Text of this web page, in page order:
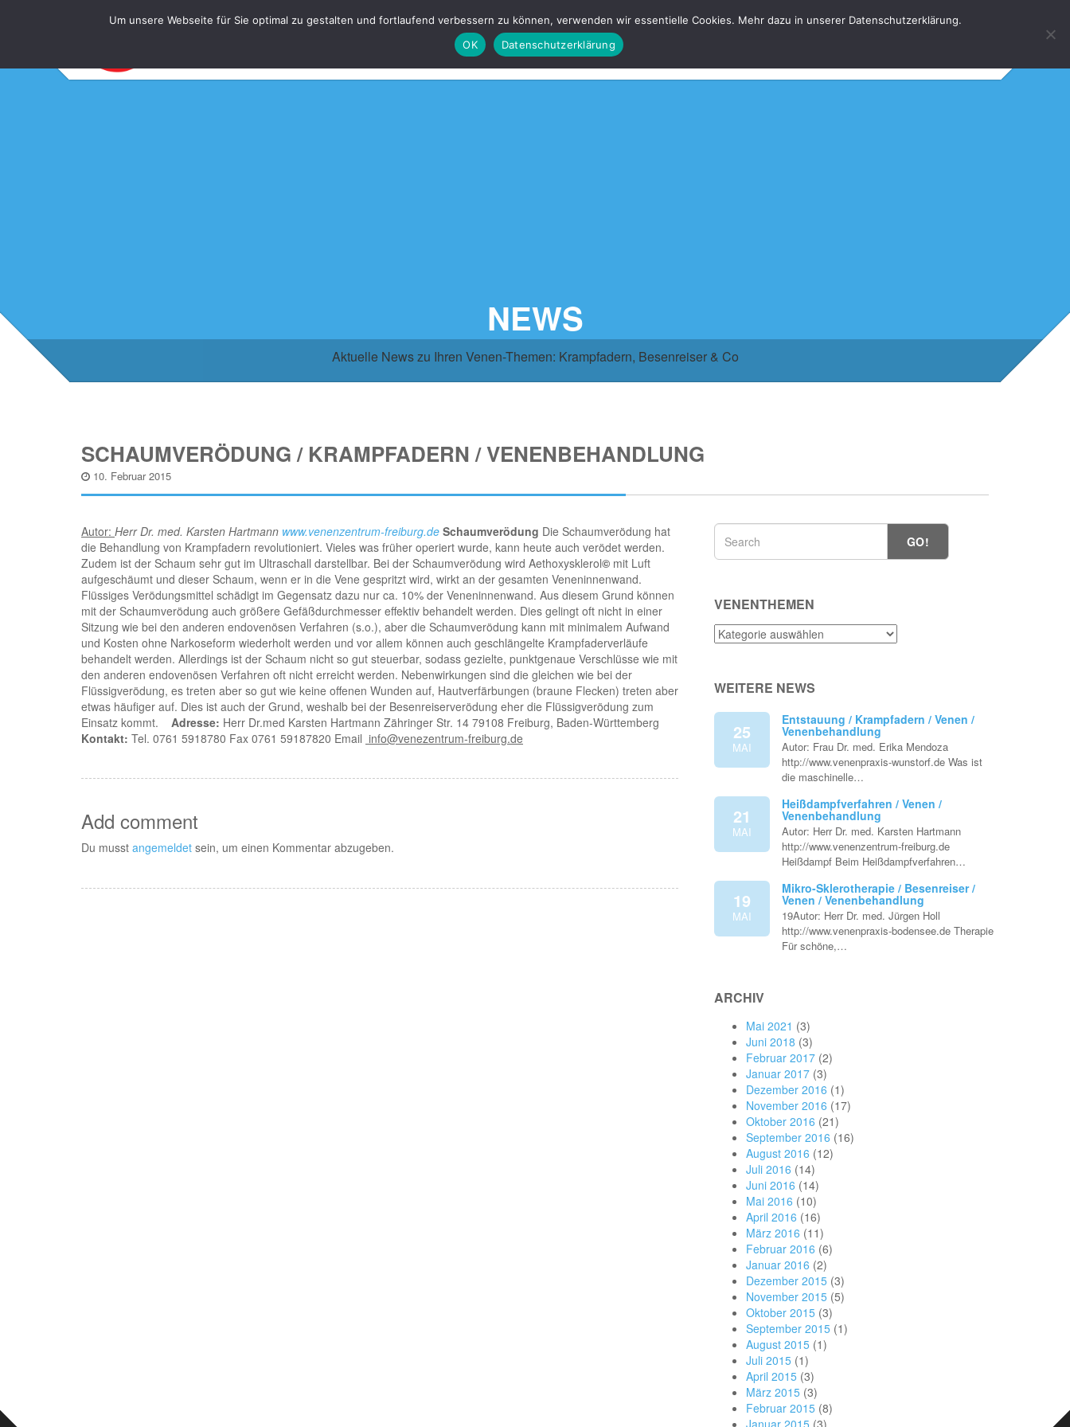
NEWS
Aktuelle News zu Ihren Venen-Themen: Krampfadern, Besenreiser & Co
SCHAUMVERÖDUNG / KRAMPFADERN / VENENBEHANDLUNG
10. Februar 2015
Autor: Herr Dr. med. Karsten Hartmann www.venenzentrum-freiburg.de Schaumverödung Die Schaumverödung hat
die Behandlung von Krampfadern revolutioniert. Vieles was früher operiert wurde, kann heute auch verödet werden.
Zudem ist der Schaum sehr gut im Ultraschall darstellbar. Bei der Schaumverödung wird Aethoxysklerol© mit Luft
aufgeschäumt und dieser Schaum, wenn er in die Vene gespritzt wird, wirkt an der gesamten Veneninnenwand.
Flüssiges Verödungsmittel schädigt im Gegensatz dazu nur ca. 10% der Veneninnenwand. Aus diesem Grund können
mit der Schaumverödung auch größere Gefäßdurchmesser effektiv behandelt werden. Dies gelingt oft nicht in einer
Sitzung wie bei den anderen endovenösen Verfahren (s.o.), aber die Schaumverödung kann mit minimalem Aufwand
und Kosten ohne Narkoseform wiederholt werden und vor allem können auch geschlängelte Krampfaderverläufe
behandelt werden. Allerdings ist der Schaum nicht so gut steuerbar, sodass gezielte, punktgenaue Verschlüsse wie mit
den anderen endovenösen Verfahren oft nicht erreicht werden. Nebenwirkungen sind die gleichen wie bei der
Flüssigverödung, es treten aber so gut wie keine offenen Wunden auf, Hautverfärbungen (braune Flecken) treten aber
etwas häufiger auf. Dies ist auch der Grund, weshalb bei der Besenreiserverödung eher die Flüssigverödung zum
Einsatz kommt.
Adresse: Herr Dr.med Karsten Hartmann Zähringer Str. 14 79108 Freiburg, Baden-Württemberg
Kontakt: Tel. 0761 5918780 Fax 0761 59187820 Email info@venezentrum-freiburg.de
Add comment
Du musst angemeldet sein, um einen Kommentar abzugeben.
GO!
VENENTHEMEN
Venenthemen
WEITERE NEWS
25
MAI
Entstauung / Krampfadern / Venen /
Venenbehandlung
Autor: Frau Dr. med. Erika Mendoza
http://www.venenpraxis-wunstorf.de Was ist
die maschinelle…
21
MAI
Heißdampfverfahren / Venen /
Venenbehandlung
Autor: Herr Dr. med. Karsten Hartmann
http://www.venenzentrum-freiburg.de
Heißdampf Beim Heißdampfverfahren…
19
MAI
Mikro-Sklerotherapie / Besenreiser /
Venen / Venenbehandlung
19Autor: Herr Dr. med. Jürgen Holl
http://www.venenpraxis-bodensee.de Therapie
Für schöne,…
ARCHIV
Mai 2021 (3)
Juni 2018 (3)
Februar 2017 (2)
Januar 2017 (3)
Dezember 2016 (1)
November 2016 (17)
Oktober 2016 (21)
September 2016 (16)
August 2016 (12)
Juli 2016 (14)
Juni 2016 (14)
Mai 2016 (10)
April 2016 (16)
März 2016 (11)
Februar 2016 (6)
Januar 2016 (2)
Dezember 2015 (3)
November 2015 (5)
Oktober 2015 (3)
September 2015 (1)
August 2015 (1)
Juli 2015 (1)
April 2015 (3)
März 2015 (3)
Februar 2015 (8)
Januar 2015 (3)
Um unsere Webseite für Sie optimal zu gestalten und fortlaufend verbessern zu können, verwenden wir essentielle Cookies. Mehr dazu in unserer Datenschutzerklärung.
OK
Datenschutzerklärung